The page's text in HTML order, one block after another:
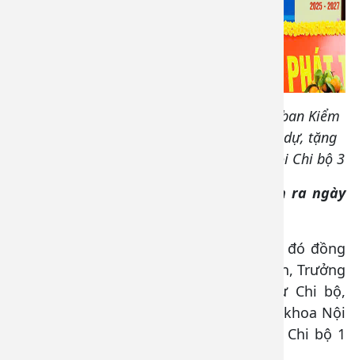
Đ/c Đinh Cao Minh – UVTV, Chủ nhiệm Ủy ban Kiểm
tra Đảng ủy, Phó Giám đốc Bệnh viện đến dự, tặng
hoa chúc mừng và phát biểu chỉ đạo Đại hội Chi bộ 3
Kết quả bầu cử Đại hội các Chi bộ diễn ra ngày
Chi ủy Chi bộ 1 gồm 03 đồng chí, trong đó đồng
chí Nguyễn Thị Thúy Hằng – Đảng ủy viên, Trưởng
khoa Nội tiết tái cử chức danh Bí thư Chi bộ,
đồng chí Nguyễn Đình Quang – Trưởng khoa Nội
Thần kinh tái cử chức danh Phó Bí thư Chi bộ 1